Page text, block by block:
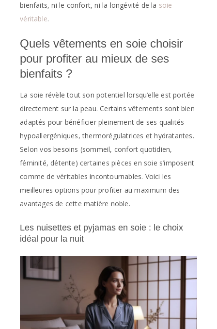
bienfaits, ni le confort, ni la longévité de la soie
véritable.
Quels vêtements en soie choisir
pour profiter au mieux de ses
bienfaits ?
La soie révèle tout son potentiel lorsqu’elle est portée
directement sur la peau. Certains vêtements sont bien
adaptés pour bénéficier pleinement de ses qualités
hypoallergéniques, thermorégulatrices et hydratantes.
Selon vos besoins (sommeil, confort quotidien,
féminité, détente) certaines pièces en soie s’imposent
comme de véritables incontournables. Voici les
meilleures options pour profiter au maximum des
avantages de cette matière noble.
Les nuisettes et pyjamas en soie : le choix
idéal pour la nuit